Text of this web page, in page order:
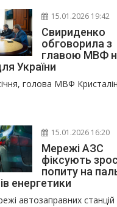
15.01.2026 19:42
Свириденко
обговорила з
главою МВФ
України
голова МВФ
15.01.2026 16:20
Мережі АЗС
фіксують
попиту на
енергетики
автозаправних станцій